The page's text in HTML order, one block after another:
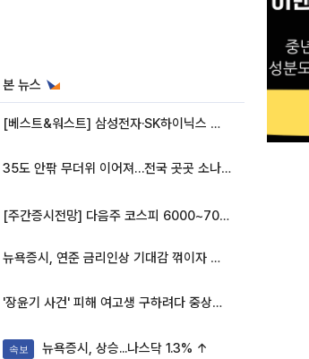
뉴스
[베스트&워스트] 삼성전자·SK하이닉스 밀린 한 주…상상인증권은 85% 급등
35도 안팎 무더위 이어져…전국 곳곳 소나기 [오늘 날씨]
[주간증시전망] 다음주 코스피 6000~7000⋯“外人 수급은 정책이 변수”
뉴욕증시, 연준 금리인상 기대감 꺾이자 상승...S&P500 사상 최고치 [종합]
'장윤기 사건' 피해 여고생 구하려다 중상…고교생 의상자 지정
속보 뉴욕증시, 상승...나스닥 1.3% ↑